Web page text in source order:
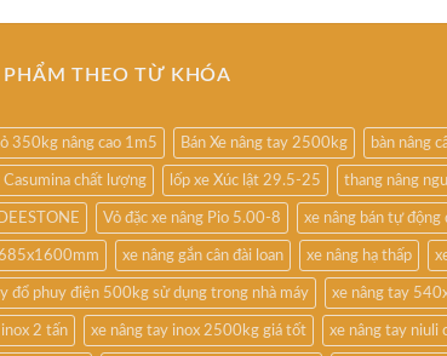
THEO TỪ KHÓA
350kg nâng cao 1m5 Bán Xe nâng tay 2500kg bàn nâng
Casumina chất lượng lốp xe Xúc lật 29.5-25 thang nâng
Vỏ đặc xe nâng Pio 5.00-8 xe nâng bán tự động
xe nâng gắn cân đài loan xe nâng hạ thấp
đổ phuy điện 500kg sử dụng trong nhà máy xe nâng tay
inox 2 tấn xe nâng tay inox 2500kg giá tốt xe nâng tay niuli